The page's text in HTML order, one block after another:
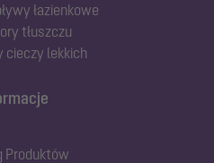
łazienkowe
tłuszczu
cieczy lekkich
Produktów